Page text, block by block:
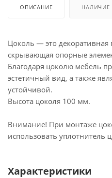
ОПИСАНИЕ НАЛИЧИЕ
Цоколь — это
скрывающая опорные
Благодаря цоколю мебель
эстетичный вид, а также
устойчивой.
Высота цоколя 100 мм.
Внимание! При монтаже
использовать уплотнитель
Характеристики